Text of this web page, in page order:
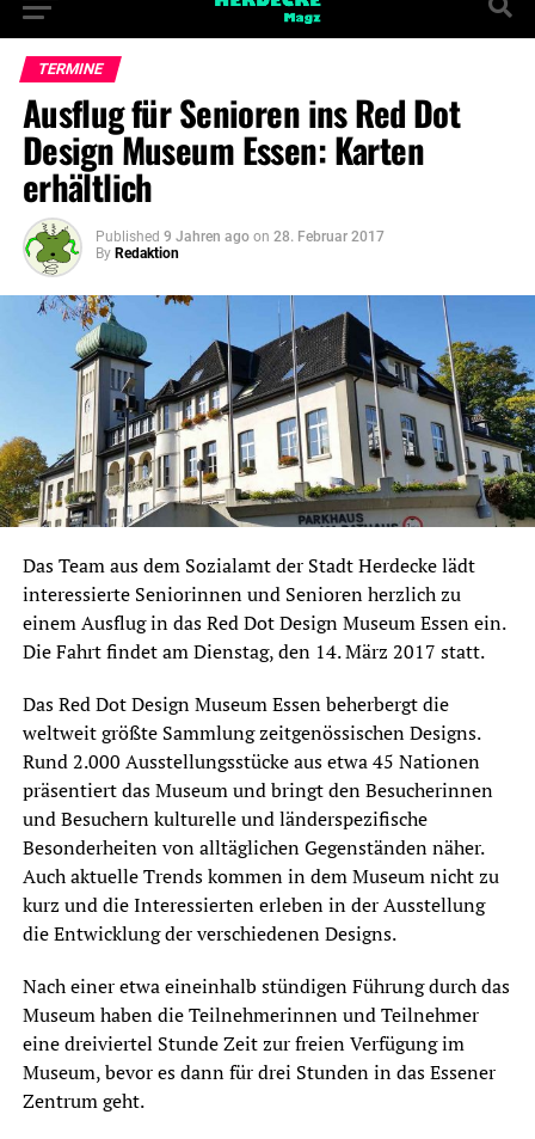
TERMINE
Ausflug für Senioren ins Red Dot
Design Museum Essen: Karten
erhältlich
Published 9 Jahren ago on 28. Februar 2017
By Redaktion
Das Team aus dem Sozialamt der Stadt Herdecke lädt
interessierte Seniorinnen und Senioren herzlich zu
einem Ausflug in das Red Dot Design Museum Essen ein.
Die Fahrt findet am Dienstag, den 14. März 2017 statt.
Das Red Dot Design Museum Essen beherbergt die
weltweit größte Sammlung zeitgenössischen Designs.
Rund 2.000 Ausstellungsstücke aus etwa 45 Nationen
präsentiert das Museum und bringt den Besucherinnen
und Besuchern kulturelle und länderspezifische
Besonderheiten von alltäglichen Gegenständen näher.
Auch aktuelle Trends kommen in dem Museum nicht zu
kurz und die Interessierten erleben in der Ausstellung
die Entwicklung der verschiedenen Designs.
Nach einer etwa eineinhalb stündigen Führung durch das
Museum haben die Teilnehmerinnen und Teilnehmer
eine dreiviertel Stunde Zeit zur freien Verfügung im
Museum, bevor es dann für drei Stunden in das Essener
Zentrum geht.